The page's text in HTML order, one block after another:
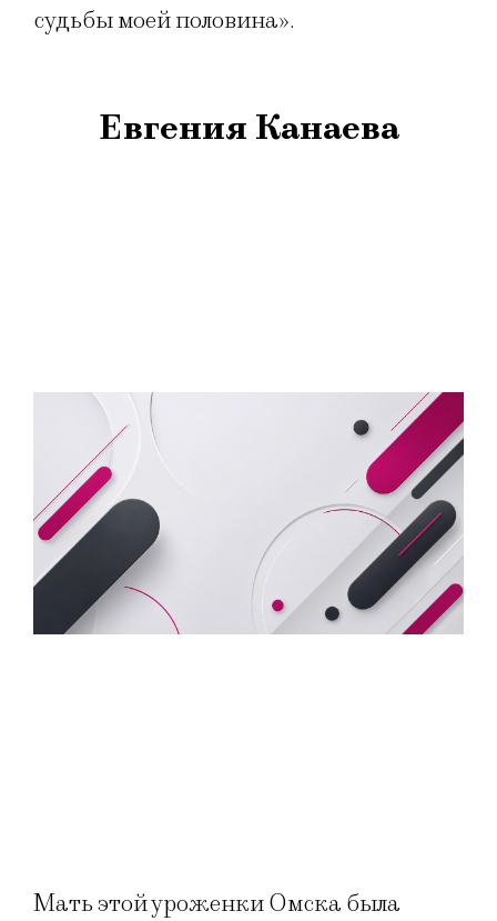
судьбы моей половина».
Евгения Канаева
Мать этой уроженки Омска была